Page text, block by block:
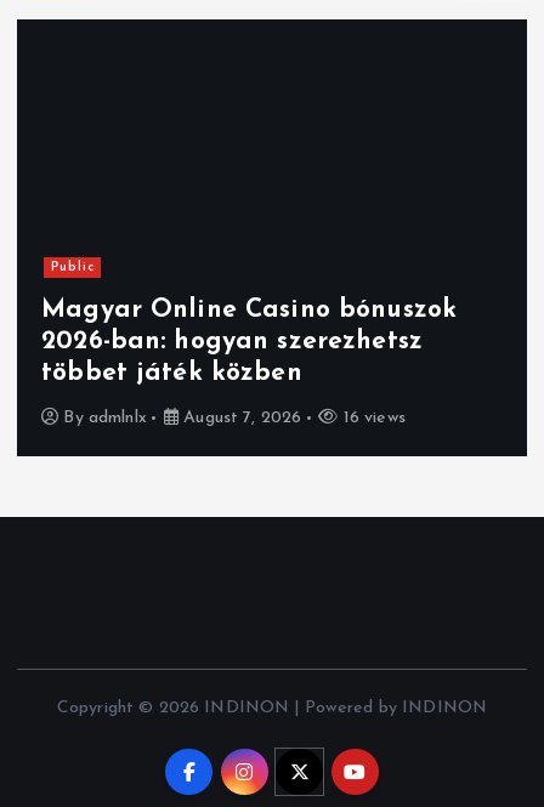
Public
Magyar Online Casino bónuszok
2026-ban: hogyan szerezhetsz
többet játék közben
By admlnlx August 7, 2026 16 views
Copyright © 2026 INDINON | Powered by INDINON